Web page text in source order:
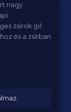
nagy
zsírok (pl.
és a zsírban